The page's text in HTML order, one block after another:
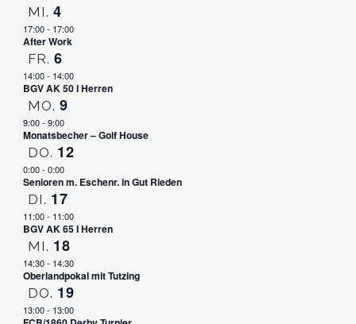
MI. 4
17:00- 17:00
After Work
FR. 6
14:00- 14:00
BGV AK 50 I Herren
MO. 9
9:00- 9:00
Monatsbecher – Golf House
DO. 12
0:00- 0:00
Senioren m. Eschenr. in Gut Rieden
DI. 17
11:00- 11:00
BGV AK 65 I Herren
MI. 18
14:30- 14:30
Oberlandpokal mit Tutzing
DO. 19
13:00- 13:00